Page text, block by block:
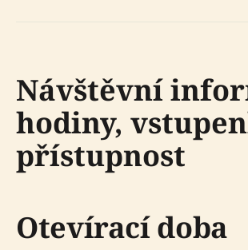
Návštěvní
hodiny,
přístupnost
Otevírací doba